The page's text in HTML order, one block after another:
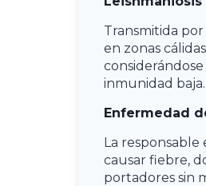
Transmitida
en zonas
inmunidad baja.
Enfermedad
La responsable
causar fiebre,
portadores sin